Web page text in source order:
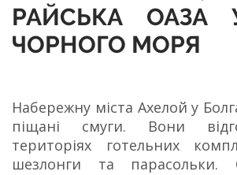
РАЙСЬКА ОАЗА
ЧОРНОГО МОРЯ
Набережну міста Ахелой у
піщані смуги. Вони
територіях готельних
шезлонги та